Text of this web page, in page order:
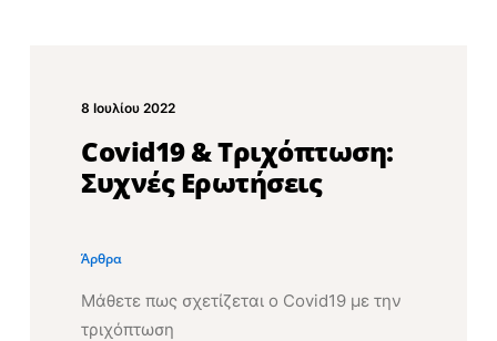
8 Ιουλίου 2022
Covid19 & Τριχόπτωση:
Συχνές Ερωτήσεις
Άρθρα
Μάθετε πως σχετίζεται ο Covid19 με την
τριχόπτωση